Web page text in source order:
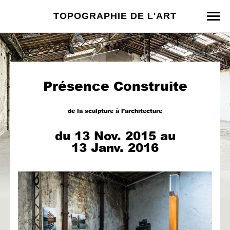
TOPOGRAPHIE DE L'ART
Présence Construite
de la sculpture à l’architecture
du 13 Nov. 2015 au
13 Janv. 2016